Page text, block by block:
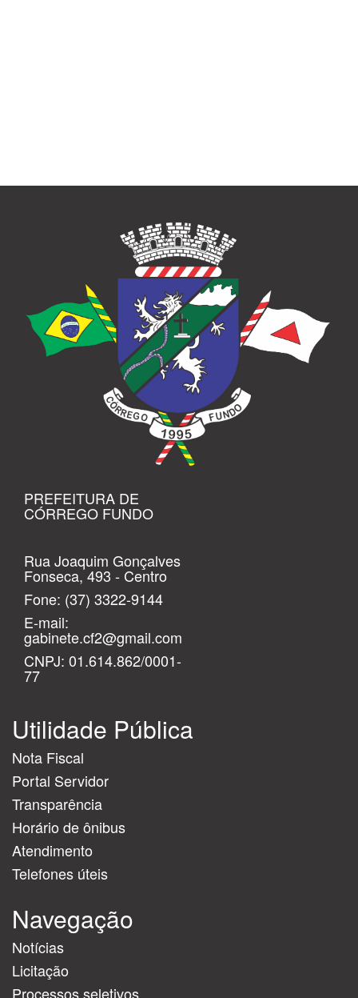
PREFEITURA DE
CÓRREGO FUNDO
Rua Joaquim Gonçalves
Fonseca, 493 - Centro
Fone: (37) 3322-9144
E-mail:
gabinete.cf2@gmail.com
CNPJ: 01.614.862/0001-
77
Utilidade Pública
Nota Fiscal
Portal Servidor
Transparência
Horário de ônibus
Atendimento
Telefones úteis
Navegação
Notícias
Licitação
Processos seletivos